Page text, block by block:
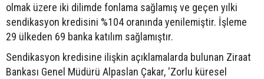
olmak üzere iki dilimde fonlama sağlamış ve geçen yılki
sendikasyon kredisini %104 oranında yenilemiştir. İşleme
29 ülkeden 69 banka katılım sağlamıştır.
Sendikasyon kredisine ilişkin açıklamalarda bulunan Ziraat
Bankası Genel Müdürü Alpaslan Çakar, 'Zorlu küresel